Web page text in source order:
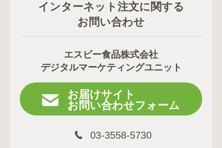
インターネット注文に関する
お問い合わせ
エスビー食品株式会社
デジタルマーケティングユニット
お届けサイト
お問い合わせフォーム
03-3558-5730